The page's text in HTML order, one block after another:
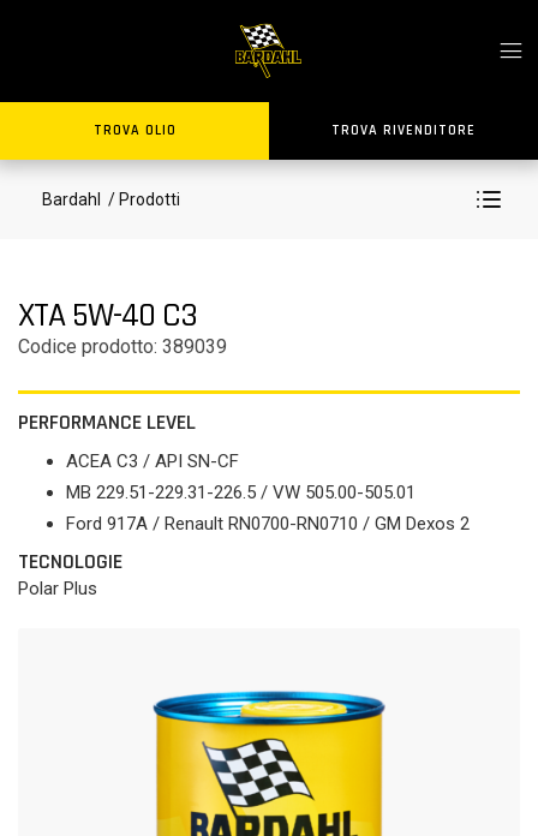
TROVA OLIO TROVA RIVENDITORE
Bardahl / Prodotti
XTA 5W-40 C3
Codice prodotto: 389039
PERFORMANCE LEVEL
ACEA C3 / API SN-CF
MB 229.51-229.31-226.5 / VW 505.00-505.01
Ford 917A / Renault RN0700-RN0710 / GM Dexos 2
TECNOLOGIE
Polar Plus